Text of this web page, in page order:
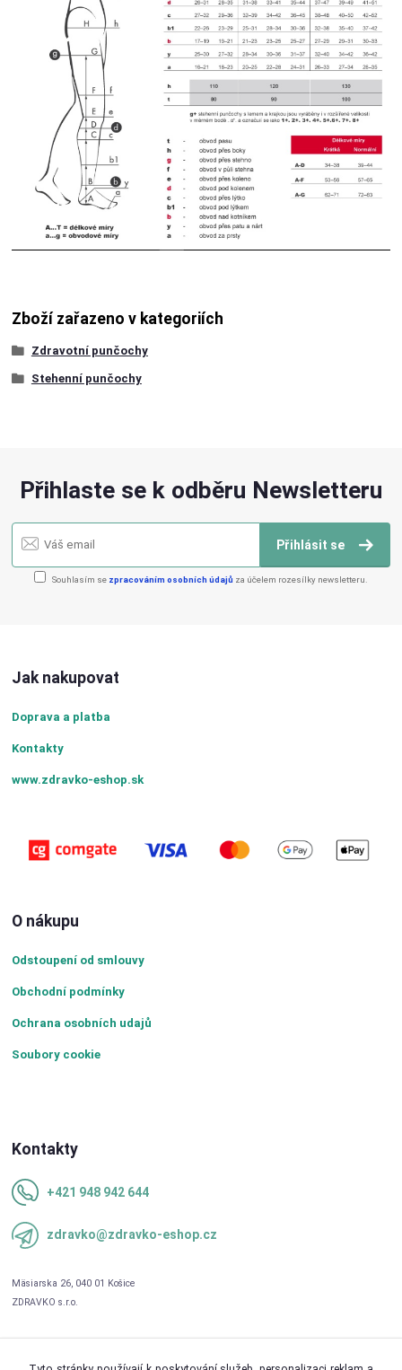
Zboží zařazeno v kategoriích
Zdravotní punčochy
Stehenní punčochy
Přihlaste se k odběru Newsletteru
Přihlásit se
Souhlasím se zpracováním osobních údajů za účelem rozesílky newsletteru.
Jak nakupovat
Doprava a platba
Kontakty
www.zdravko-eshop.sk
O nákupu
Odstoupení od smlouvy
Obchodní podmínky
Ochrana osobních udajů
Soubory cookie
Kontakty
+421 948 942 644
zdravko@zdravko-eshop.cz